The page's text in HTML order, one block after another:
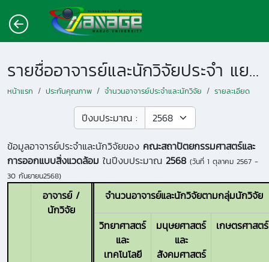
รายชื่ออาจารย์และนักวิจัยประจำ แยกตามหน่วยงาน
หน้าแรก ประกันคุณภาพ จำนวนอาจารย์ประจำและนักวิจัย รายละเอียด
ปีงบประมาณ :
ข้อมูลอาจารย์ประจำและนักวิจัยของ คณะสถาปัตยกรรมศาสตร์และ
การออกแบบสิ่งแวดล้อม ในปีงบประมาณ 2568 (วันที่ 1 ตุลาคม 2567 -
30 กันยายน2568)
อาจารย์ /
นักวิจัย
จำนวนอาจารย์และนักวิจัยตามกลุ่มนักวิจัย
วิทยาศาสตร์
และ
เทคโนโลยี
มนุษยศาสตร์
และ
สังคมศาสตร์
เกษตรศาสตร์